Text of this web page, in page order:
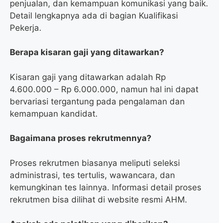
penjualan, dan kemampuan komunikasi yang baik.
Detail lengkapnya ada di bagian Kualifikasi
Pekerja.
Berapa kisaran gaji yang ditawarkan?
Kisaran gaji yang ditawarkan adalah Rp
4.600.000 – Rp 6.000.000, namun hal ini dapat
bervariasi tergantung pada pengalaman dan
kemampuan kandidat.
Bagaimana proses rekrutmennya?
Proses rekrutmen biasanya meliputi seleksi
administrasi, tes tertulis, wawancara, dan
kemungkinan tes lainnya. Informasi detail proses
rekrutmen bisa dilihat di website resmi AHM.